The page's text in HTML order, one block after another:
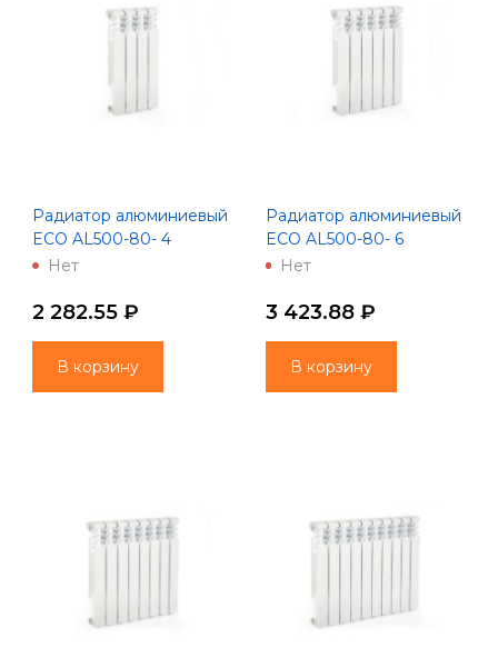
Радиатор алюминиевый
ECO AL500-80- 4
(Lammin)
Нет
2 282.55 ₽
В корзину
Радиатор алюминиевый
ECO AL500-80- 6
(Lammin)
Нет
3 423.88 ₽
В корзину